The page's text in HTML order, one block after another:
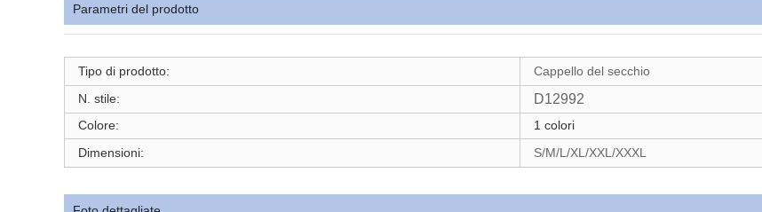
Parametri del prodotto
Tipo di prodotto:
Cappello del secchio
N. stile:
D12992
Colore:
1 colori
Dimensioni:
S/M/L/XL/XXL/XXXL